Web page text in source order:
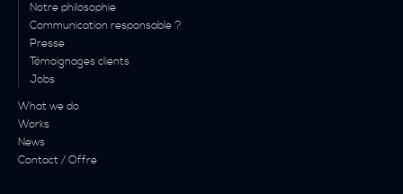
Notre philosophie
Communication responsable ?
Presse
Témoignages clients
Jobs
What we do
Works
News
Contact / Offre